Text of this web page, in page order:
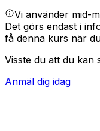
Vi använder mid-
Det görs endast i
få denna kurs när
Visste du att du kan
Anmäl dig idag